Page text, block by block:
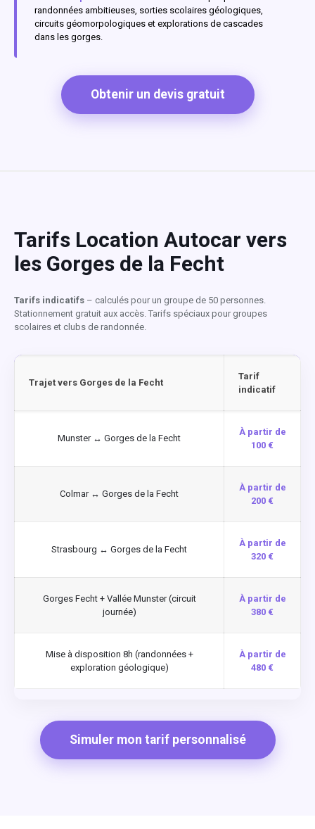
randonnées ambitieuses, sorties scolaires géologiques,
circuits géomorpologiques et explorations de cascades
dans les gorges.
Obtenir un devis gratuit
Tarifs Location Autocar vers
les Gorges de la Fecht
Tarifs indicatifs – calculés pour un groupe de 50 personnes.
Stationnement gratuit aux accès. Tarifs spéciaux pour groupes
scolaires et clubs de randonnée.
Trajet vers Gorges de la Fecht
Tarif
indicatif
Munster ↔ Gorges de la Fecht
À partir de
100 €
Colmar ↔ Gorges de la Fecht
À partir de
200 €
Strasbourg ↔ Gorges de la Fecht
À partir de
320 €
Gorges Fecht + Vallée Munster (circuit
journée)
À partir de
380 €
Mise à disposition 8h (randonnées +
exploration géologique)
À partir de
480 €
Simuler mon tarif personnalisé